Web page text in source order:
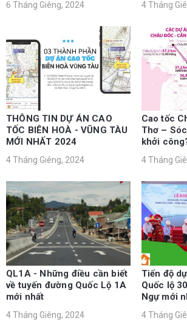
6 Tháng Giêng, 2024 4 Tháng
THÔNG TIN DỰ ÁN CAO
TỐC BIÊN HOÀ - VŨNG TÀU
MỚI NHẤT 2024
4 Tháng Giêng, 2024
Cao tốc
Thơ –
khởi
4 Tháng
QL1A - Những điều cần biết
về tuyến đường Quốc Lộ 1A
mới nhất
4 Tháng Giêng, 2024
Tiến độ
Quốc lộ
Ngự mới
4 Tháng